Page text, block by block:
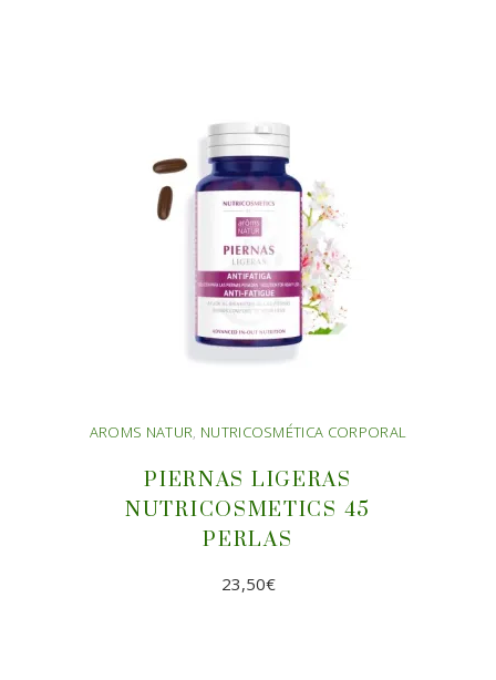
AROMS NATUR, NUTRICOSMÉTICA CORPORAL
PIERNAS LIGERAS
NUTRICOSMETICS 45
PERLAS
23,50€